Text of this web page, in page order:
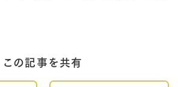
この記事を共有